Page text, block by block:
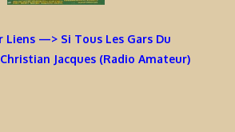
Liens —> Si Tous Les Gars Du
Jacques (Radio Amateur)